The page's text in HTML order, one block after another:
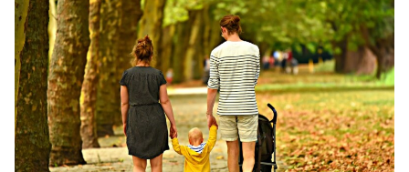
Witze
Wissen
Rechte